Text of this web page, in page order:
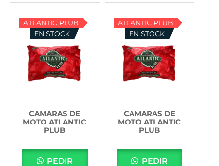
ATLANTIC PLUB
EN STOCK
CAMARAS DE
MOTO ATLANTIC
PLUB
PEDIR
ATLANTIC PLUB
EN STOCK
CAMARAS DE
MOTO ATLANTIC
PLUB
PEDIR